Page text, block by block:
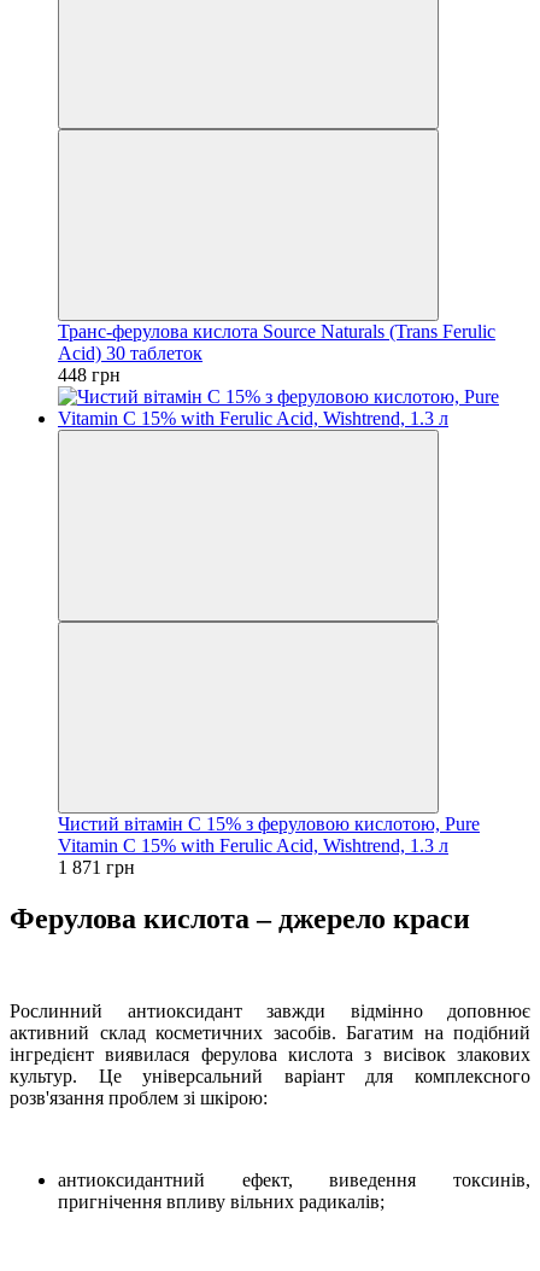
Транс-ферулова кислота Source Naturals (Trans Ferulic
Acid) 30 таблеток
448 грн
Чистий вітамін C 15% з феруловою кислотою, Pure
Vitamin C 15% with Ferulic Acid, Wishtrend, 1.3 л
1 871 грн
Ферулова кислота – джерело краси
Рослинний антиоксидант завжди відмінно доповнює
активний склад косметичних засобів. Багатим на подібний
інгредієнт виявилася ферулова кислота з висівок злакових
культур. Це універсальний варіант для комплексного
розв'язання проблем зі шкірою:
антиоксидантний ефект, виведення токсинів,
пригнічення впливу вільних радикалів;